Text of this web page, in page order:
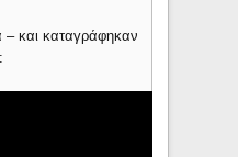
– και καταγράφηκαν